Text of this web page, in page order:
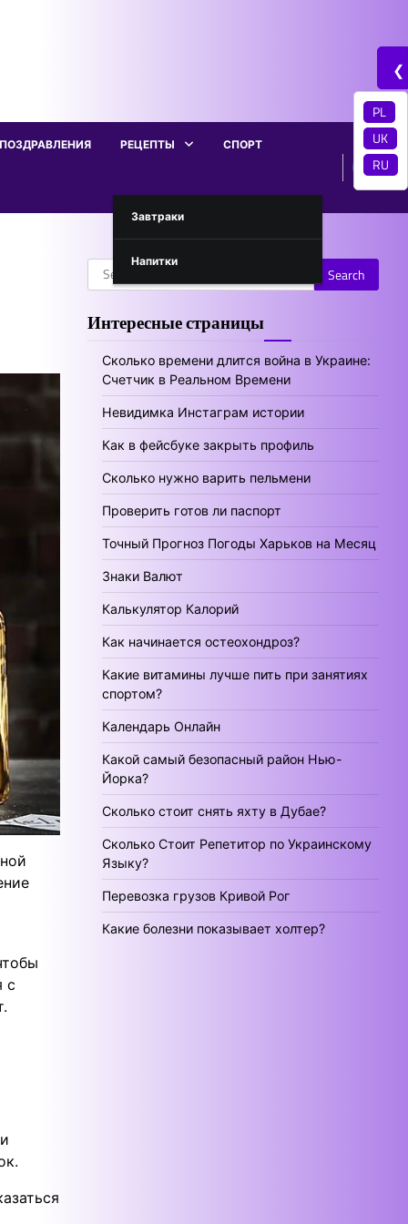
ПОЗДРАВЛЕНИЯ РЕЦЕПТЫ
Завтраки
Напитки
СПОРТ
с
Search
for:
Интересные страницы
Сколько времени длится война в Украине:
Счетчик в Реальном Времени
Невидимка Инстаграм истории
Как в фейсбуке закрыть профиль
Сколько нужно варить пельмени
Проверить готов ли паспорт
Точный Прогноз Погоды Харьков на Месяц
Знаки Валют
Калькулятор Калорий
Как начинается остеохондроз?
Какие витамины лучше пить при занятиях
спортом?
Календарь Онлайн
Какой самый безопасный район Нью-
Йорка?
Сколько стоит снять яхту в Дубае?
Сколько Стоит Репетитор по Украинскому
Языку?
Перевозка грузов Кривой Рог
Какие болезни показывает холтер?
❮
PL
UK
RU